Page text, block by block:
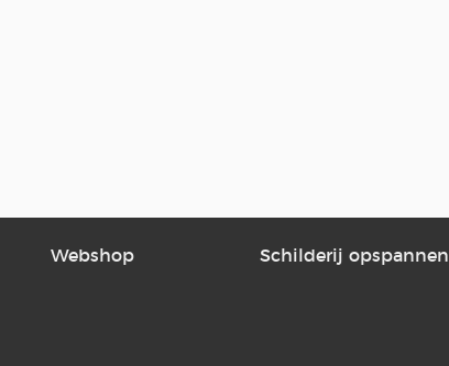
Webshop Schilderij opspannen